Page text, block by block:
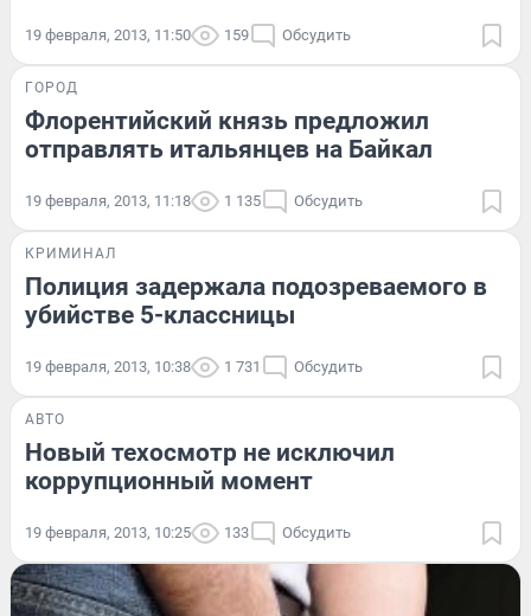
19 февраля, 2013, 11:50 159 Обсудить
ГОРОД
Флорентийский князь предложил
отправлять итальянцев на Байкал
19 февраля, 2013, 11:18 1 135 Обсудить
КРИМИНАЛ
Полиция задержала подозреваемого в
убийстве 5-классницы
19 февраля, 2013, 10:38 1 731 Обсудить
АВТО
Новый техосмотр не исключил
коррупционный момент
19 февраля, 2013, 10:25 133 Обсудить